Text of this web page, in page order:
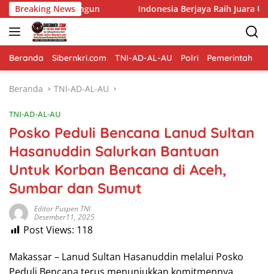
Langsung
ke
konten
Breaking NewsIndonesia Berjaya Raih Juara Umum Indonesia
Beranda Sibernkri.com TNI-AD-AL-AU Polri Pemerintah
Beranda TNI-AD-AL-AU
TNI-AD-AL-AU
Posko Peduli Bencana Lanud Sultan
Hasanuddin Salurkan Bantuan
Untuk Korban Bencana di Aceh,
Sumbar dan Sumut
Editor Puspen TNI
Desember11, 2025
Post Views: 118
Makassar – Lanud Sultan Hasanuddin melalui Posko